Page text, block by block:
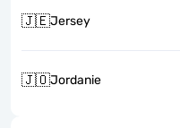
🇯🇪Jersey
🇯🇴Jordanie